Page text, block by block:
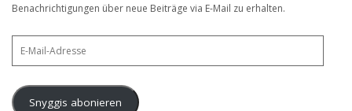
Benachrichtigungen über neue Beiträge via E-Mail zu erhalten.
Snyggis abonieren